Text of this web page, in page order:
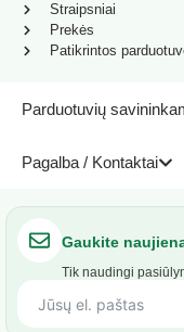
Parduotuvių
Pagalba / Kontaktai
Straipsniai
Prekės
Patikrintos
Gaukite
Tik naudingi